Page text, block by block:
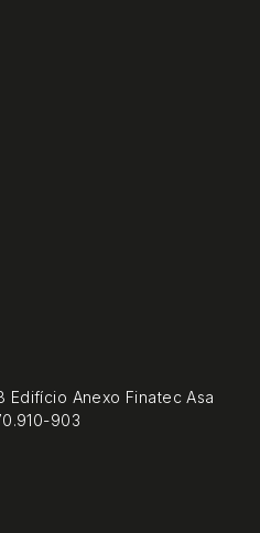
Edifício Anexo Finatec Asa
903